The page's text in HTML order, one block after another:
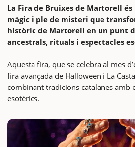
La Fira de Bruixes de Martorell
màgic i ple de misteri que
històric de Martorell en un punt
ancestrals, rituals i espectacles
Aquesta fira, que se celebra al mes
fira avançada de Halloween i La
combinant tradicions catalanes amb
esotèrics.